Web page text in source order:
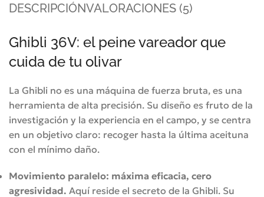
DESCRIPCIÓNVALORACIONES (5)
Ghibli 36V: el peine vareador que
cuida de tu olivar
La Ghibli no es una máquina de fuerza bruta, es una
herramienta de alta precisión. Su diseño es fruto de la
investigación y la experiencia en el campo, y se centra
en un objetivo claro: recoger hasta la última aceituna
con el mínimo daño.
Movimiento paralelo: máxima eficacia, cero
agresividad. Aquí reside el secreto de la Ghibli. Su